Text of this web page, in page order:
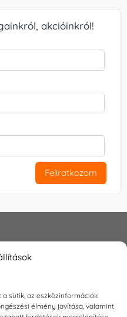
sütik, az eszközinformációk
élmény javítása, valamint
akcióinkról!
Feliratkozom